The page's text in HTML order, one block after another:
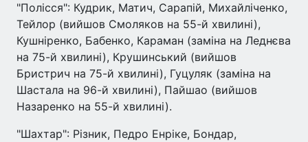
"Полісся": Кудрик, Матич, Сарапій, Михайліченко,
Тейлор (вийшов Смоляков на 55-й хвилині),
Кушніренко, Бабенко, Караман (заміна на Леднєва
на 75-й хвилині), Крушинський (вийшов
Бристрич на 75-й хвилині), Гуцуляк (заміна на
Шастала на 96-й хвилині), Пайшао (вийшов
Назаренко на 55-й хвилині).
"Шахтар": Різник, Педро Енріке, Бондар,